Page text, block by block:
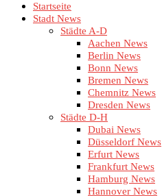
Startseite
Stadt News
Städte A-D
Aachen News
Berlin News
Bonn News
Bremen News
Chemnitz News
Dresden News
Städte D-H
Dubai News
Düsseldorf News
Erfurt News
Frankfurt News
Hamburg News
Hannover News